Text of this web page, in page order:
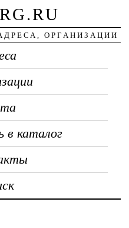
ОРГАНИЗАЦИИ
в каталог